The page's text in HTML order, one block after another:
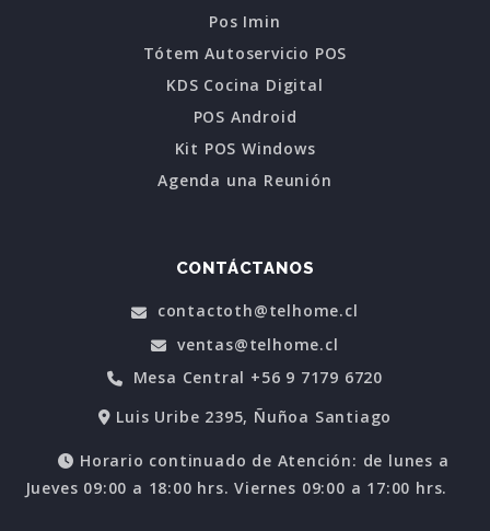
Pos Imin
Tótem Autoservicio POS
KDS Cocina Digital
POS Android
Kit POS Windows
Agenda una Reunión
CONTÁCTANOS
contactoth@telhome.cl
ventas@telhome.cl
Mesa Central +56 9 7179 6720
Luis Uribe 2395, Ñuñoa Santiago
Horario continuado de Atención: de lunes a
Jueves 09:00 a 18:00 hrs. Viernes 09:00 a 17:00 hrs.